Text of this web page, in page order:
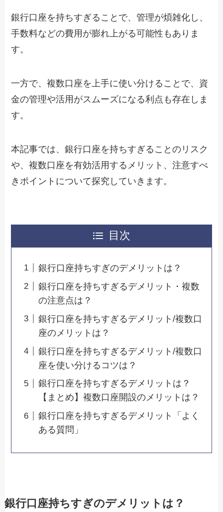
銀行口座を持ちすぎることで、管理が煩雑化し、
手数料などの費用が膨れ上がる可能性もありま
す。
一方で、複数口座を上手に使い分けることで、資
金の管理や活用がスムーズになる利点も存在しま
す。
本記事では、銀行口座を持ちすぎることのリスク
や、複数口座を有効活用するメリット、注意すべ
きポイントについて探究していきます。
目次
銀行口座持ちすぎのデメリットは？
銀行口座を持ちすぎるデメリット・複数
の注意点は？
銀行口座を持ちすぎるデメリット/複数口
座のメリットは？
銀行口座を持ちすぎるデメリット/複数口
座を使い分けるコツは？
銀行口座を持ちすぎるデメリットは？
【まとめ】複数口座開設のメリットは？
銀行口座を持ちすぎるデメリット「よく
ある質問」
銀行口座持ちすぎのデメリットは？